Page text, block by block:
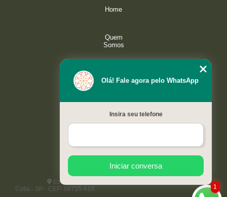
Estrada do Capuava, 4421 - Paisagem Renoir
Cotia - SP - CEP: 06715-410
(11) 97192-4151
Home
Quem
Somos
Galeria
Mapa do
site
1
Olá! Fale agora pelo WhatsApp
Insira seu telefone
Iniciar conversa